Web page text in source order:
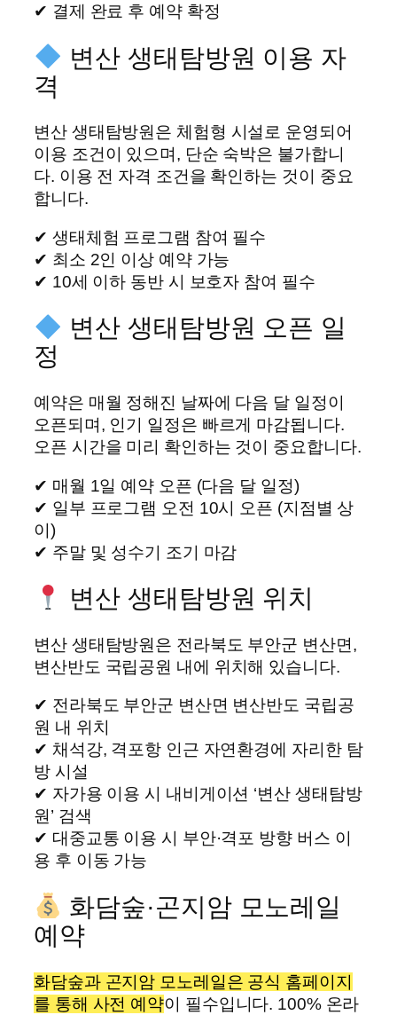
✔ 결제 완료 후 예약 확정
변산 생태탐방원 이용 자
격
변산 생태탐방원은 체험형 시설로 운영되어
이용 조건이 있으며, 단순 숙박은 불가합니
다. 이용 전 자격 조건을 확인하는 것이 중요
합니다.
✔ 생태체험 프로그램 참여 필수
✔ 최소 2인 이상 예약 가능
✔ 10세 이하 동반 시 보호자 참여 필수
변산 생태탐방원 오픈 일
정
예약은 매월 정해진 날짜에 다음 달 일정이
오픈되며, 인기 일정은 빠르게 마감됩니다.
오픈 시간을 미리 확인하는 것이 중요합니다.
✔ 매월 1일 예약 오픈 (다음 달 일정)
✔ 일부 프로그램 오전 10시 오픈 (지점별 상
이)
✔ 주말 및 성수기 조기 마감
변산 생태탐방원 위치
변산 생태탐방원은 전라북도 부안군 변산면,
변산반도 국립공원 내에 위치해 있습니다.
✔ 전라북도 부안군 변산면 변산반도 국립공
원 내 위치
✔ 채석강, 격포항 인근 자연환경에 자리한 탐
방 시설
✔ 자가용 이용 시 내비게이션 ‘변산 생태탐방
원’ 검색
✔ 대중교통 이용 시 부안·격포 방향 버스 이
용 후 이동 가능
화담숲·곤지암 모노레일
예약
화담숲과 곤지암 모노레일은 공식 홈페이지
를 통해 사전 예약이 필수입니다. 100% 온라